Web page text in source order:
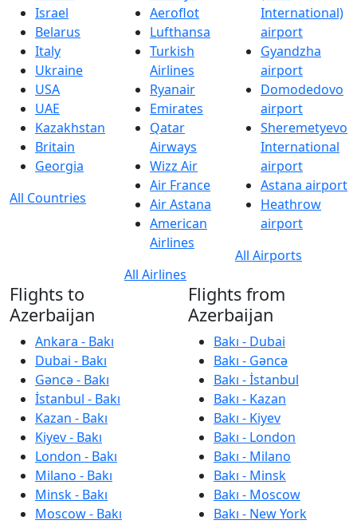
Israel
Belarus
Italy
Ukraine
USA
UAE
Kazakhstan
Britain
Georgia
All Countries
Aeroflot
Lufthansa
Turkish
Airlines
Ryanair
Emirates
Qatar
Airways
Wizz Air
Air France
Air Astana
American
Airlines
All Airlines
International)
airport
Gyandzha
airport
Domodedovo
airport
Sheremetyevo
International
airport
Astana airport
Heathrow
airport
All Airports
Flights to
Azerbaijan
Ankara - Bakı
Dubai - Bakı
Gəncə - Bakı
İstanbul - Bakı
Kazan - Bakı
Kiyev - Bakı
London - Bakı
Milano - Bakı
Minsk - Bakı
Moscow - Bakı
Flights from
Azerbaijan
Bakı - Dubai
Bakı - Gəncə
Bakı - İstanbul
Bakı - Kazan
Bakı - Kiyev
Bakı - London
Bakı - Milano
Bakı - Minsk
Bakı - Moscow
Bakı - New York